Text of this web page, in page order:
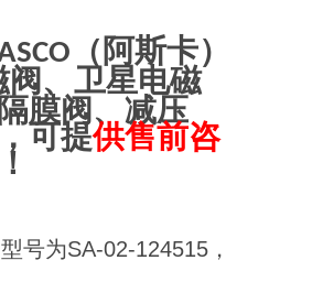
（阿斯卡）
、卫星电磁
膜阀、减压
可提供售前咨
号为SA-02-124515，